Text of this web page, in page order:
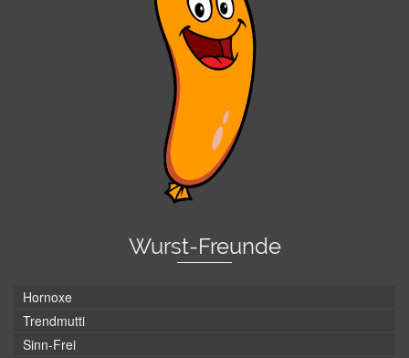
Wurst-Freunde
Hornoxe
Trendmutti
Sinn-Frei